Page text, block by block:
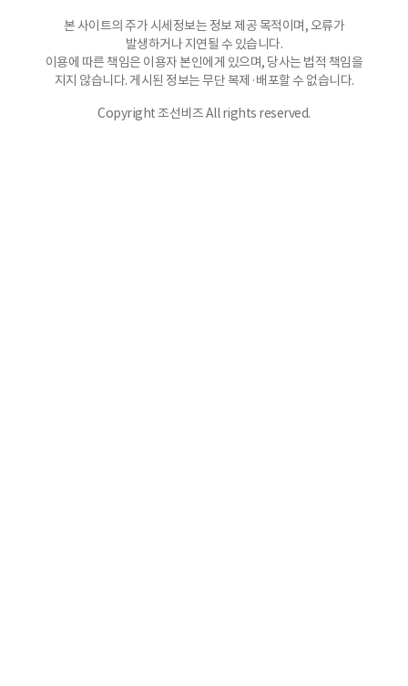
본 사이트의 주가 시세정보는 정보 제공 목적이며, 오류가
발생하거나 지연될 수 있습니다.
이용에 따른 책임은 이용자 본인에게 있으며, 당사는 법적 책임을
지지 않습니다. 게시된 정보는 무단 복제·배포할 수 없습니다.
Copyright 조선비즈 All rights reserved.